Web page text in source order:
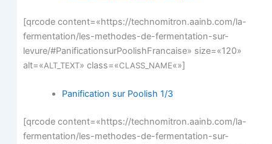
[qrcode content=«https://technomitron.aainb.com/la-
fermentation/les-methodes-de-fermentation-sur-
levure/#PanificationsurPoolishFrancaise» size=«120»
alt=«ALT_TEXT» class=«CLASS_NAME«»]
Pani­fi­ca­tion sur Poo­lish 1/3
[qrcode content=«https://technomitron.aainb.com/la-
fermentation/les-methodes-de-fermentation-sur-